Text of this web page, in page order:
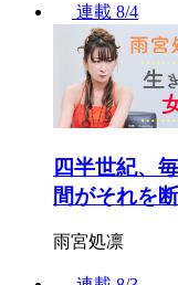
連載 8/4
四半世紀、
間がそれを
雨宮処凛